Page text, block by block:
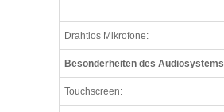
Drahtlos Mikrofone:
Besonderheiten des Audiosystems
Touchscreen: